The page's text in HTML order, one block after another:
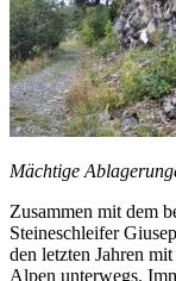
Mächtige
Zusammen mit dem
Steineschleifer
den letzten Jahren
Alpen unterwegs.